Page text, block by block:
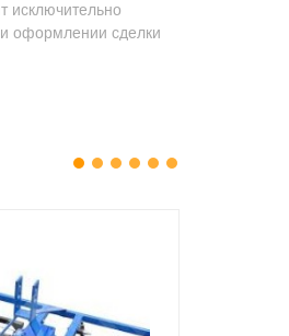
исключительно
оформлении сделки
1 2 3 4 5 6